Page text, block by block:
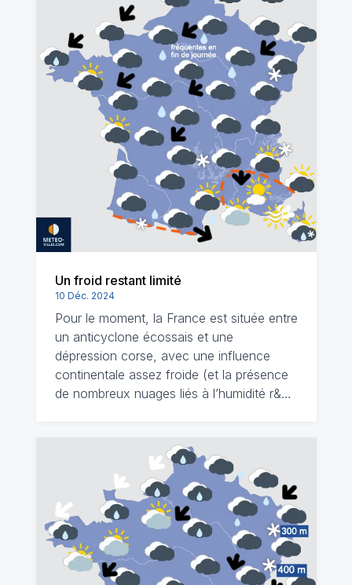
Un froid restant limité
10 Déc. 2024
Pour le moment, la France est située entre
un anticyclone écossais et une
dépression corse, avec une influence
continentale assez froide (et la présence
de nombreux nuages liés à l’humidité r&…